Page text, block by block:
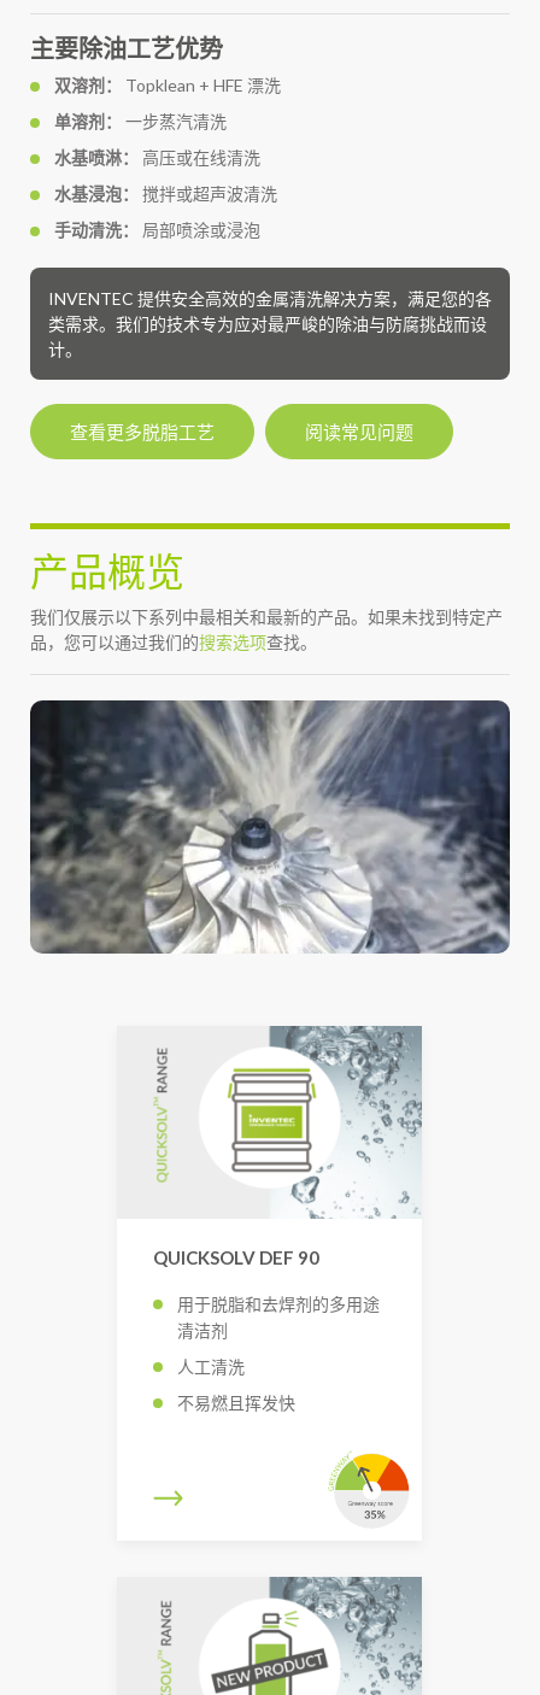
主要除油工艺优势
双溶剂：
Topklean + HFE 漂洗
单溶剂：
一步蒸汽清洗
水基喷淋：
高压或在线清洗
水基浸泡：
搅拌或超声波清洗
手动清洗：
局部喷涂或浸泡
INVENTEC 提供安全高效的金属清洗解决方案，满足您的各
类需求。我们的技术专为应对最严峻的除油与防腐挑战而设
计。
查看更多脱脂工艺 阅读常见问题
产品概览
我们仅展示以下系列中最相关和最新的产品。如果未找到特定产
品，您可以通过我们的搜索选项查找。
QUICKSOLV DEF 90
用于脱脂和去焊剂的多用途
清洁剂
人工清洗
不易燃且挥发快